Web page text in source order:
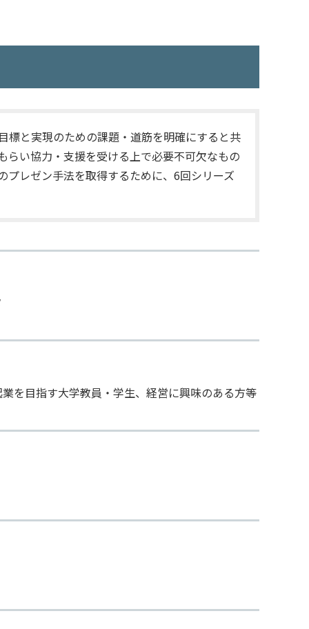
標と実現のための課題・道筋を明確にすると共
らい協力・支援を受ける上で必要不可欠なもの
レゼン手法を取得するために、 6回シリーズ
を目指す大学教員・学生、経営に興味のある方等